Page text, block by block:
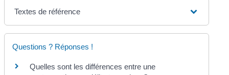
Textes de référence
Questions ? Réponses !
Quelles sont les différences entre une